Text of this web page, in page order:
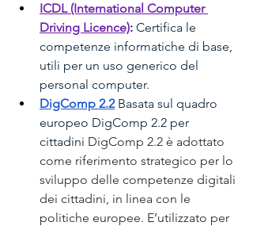
ICDL (International Computer
Driving Licence): Certifica le
competenze informatiche di base,
utili per un uso generico del
personal computer.
DigComp 2.2 Basata sul quadro
europeo DigComp 2.2 per
cittadini DigComp 2.2 è adottato
come riferimento strategico per lo
sviluppo delle competenze digitali
dei cittadini, in linea con le
politiche europee. E’utilizzato per